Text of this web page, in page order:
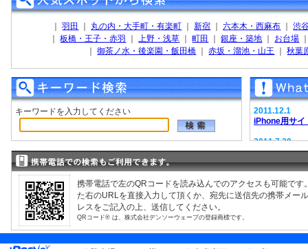
｜羽田 丸の内・大手町・有楽町 ｜新宿 ｜六本木・西麻布 ｜渋
｜板橋・王子・赤羽 ｜上野・浅草 ｜町田 ｜銀座・築地 お台場
｜御茶ノ水・後楽園・飯田橋 ｜赤坂・溜池・山王 ｜秋葉
キーワードを入力してください
2011.12.1
iPhone用サイ
2011.7.29
EV充電器情
2008.9.12
駐車場検索サ
携帯電話で左のQRコードを読み込んでのアクセスも可能です
た右のURLを直接入力して頂くか、宛先に送信先の携帯メー
レスをご記入の上、送信してください。
QRコード® は、株式会社デンソーウェーブの登録商標です。